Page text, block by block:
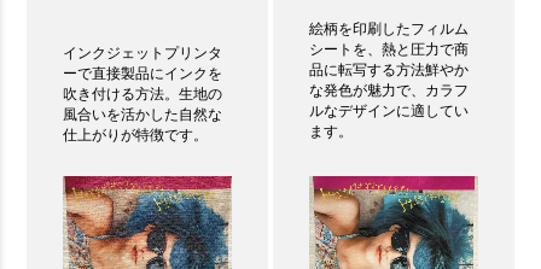
インクジェットプリンタ
ーで直接製品にインクを
吹き付ける方法。生地の
風合いを活かした自然な
仕上がりが特徴です。
絵柄を印刷したフィルム
シートを、熱と圧力で商
品に転写する方法鮮やか
な発色が魅力で、カラフ
ルなデザインに適してい
ます。